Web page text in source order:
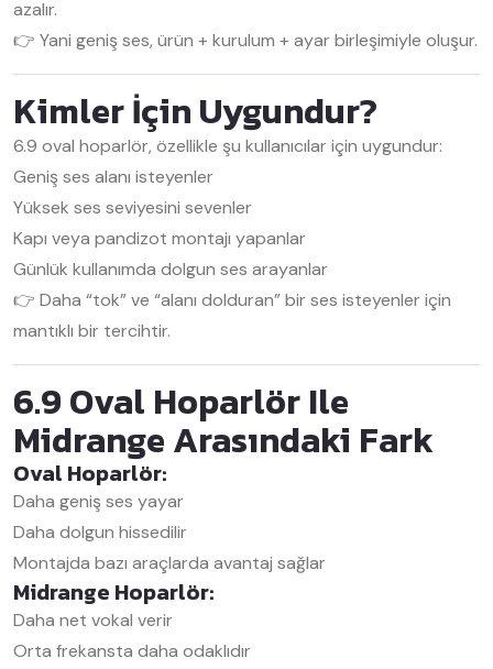
azalır.
👉 Yani geniş ses, ürün + kurulum + ayar birleşimiyle oluşur.
Kimler İçin Uygundur?
6.9 oval hoparlör, özellikle şu kullanıcılar için uygundur:
Geniş ses alanı isteyenler
Yüksek ses seviyesini sevenler
Kapı veya pandizot montajı yapanlar
Günlük kullanımda dolgun ses arayanlar
👉 Daha “tok” ve “alanı dolduran” bir ses isteyenler için
mantıklı bir tercihtir.
6.9 Oval Hoparlör Ile
Midrange Arasındaki Fark
Oval Hoparlör:
Daha geniş ses yayar
Daha dolgun hissedilir
Montajda bazı araçlarda avantaj sağlar
Midrange Hoparlör:
Daha net vokal verir
Orta frekansta daha odaklıdır